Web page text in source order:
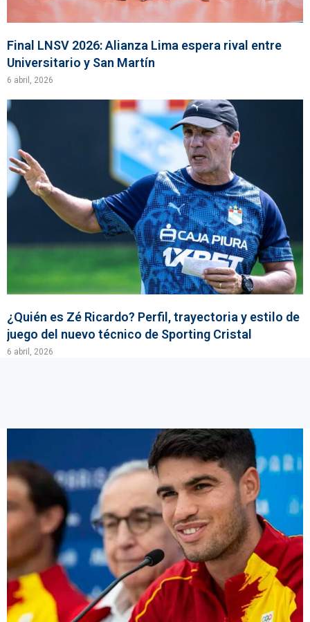
Final LNSV 2026: Alianza Lima espera rival entre
Universitario y San Martín
6 abril, 2026
¿Quién es Zé Ricardo? Perfil, trayectoria y estilo de
juego del nuevo técnico de Sporting Cristal
6 abril, 2026